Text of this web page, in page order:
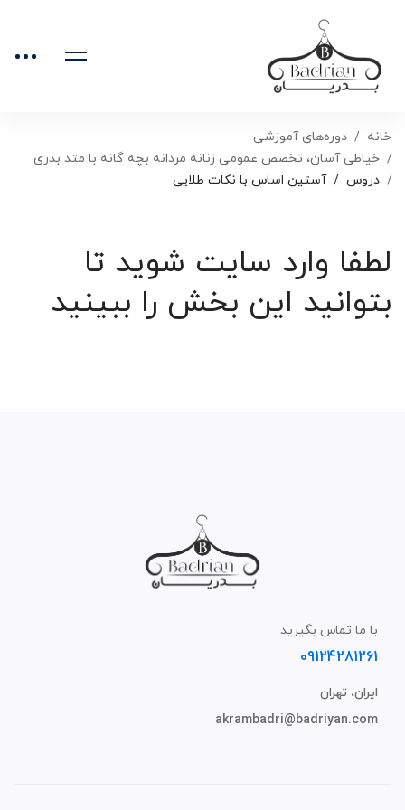
خانه
دوره‌های آموزشی
خیاطی آسان، تخصص عمومی زنانه مردانه بچه گانه با متد بدری
دروس
آستین اساس با نکات طلایی
لطفا وارد سایت شوید تا
بتوانید این بخش را ببینید
با ما تماس بگیرید
09124281261
ایران، تهران
akrambadri@badriyan.com